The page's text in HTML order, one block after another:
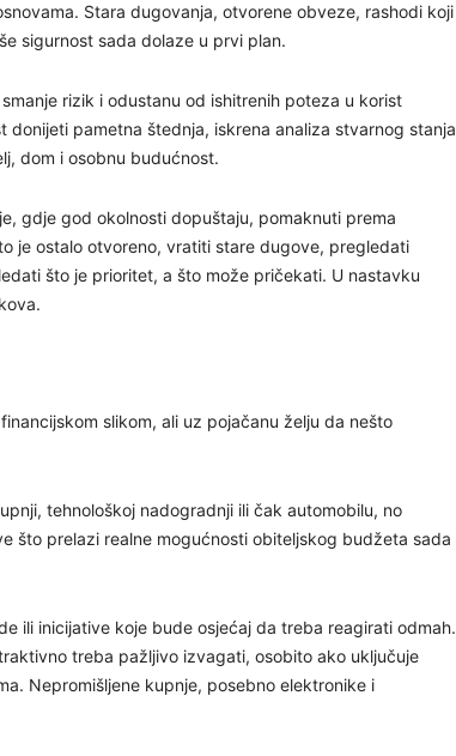
Stara dugovanja, otvorene obveze, rashodi koji
sigurnost sada dolaze u prvi plan.
rizik i odustanu od ishitrenih poteza u korist
pametna štednja, iskrena analiza stvarnog stanja
dom i osobnu budućnost.
gdje god okolnosti dopuštaju, pomaknuti prema
je ostalo otvoreno, vratiti stare dugove, pregledati
što je prioritet, a što može pričekati. U nastavku
slikom, ali uz pojačanu želju da nešto
tehnološkoj nadogradnji ili čak automobilu, no
što prelazi realne mogućnosti obiteljskog budžeta sada
ili inicijative koje bude osjećaj da treba reagirati odmah.
treba pažljivo izvagati, osobito ako uključuje
Nepromišljene kupnje, posebno elektronike i